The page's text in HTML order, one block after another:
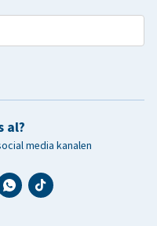
al?
media kanalen